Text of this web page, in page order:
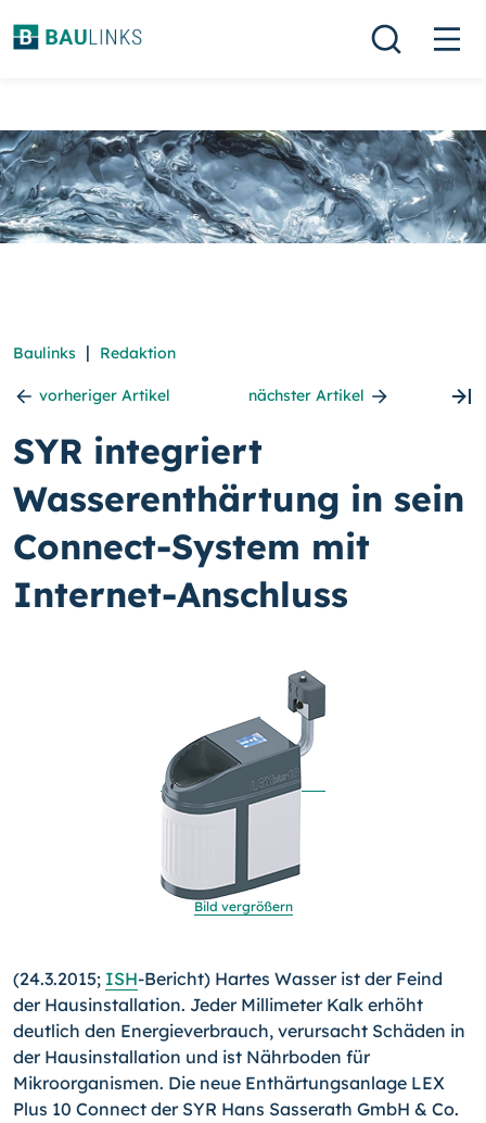
Baulinks | Redaktion
vorheriger Artikel nächster Artikel
SYR integriert
Wasserenthärtung in sein
Connect-System mit
Internet-Anschluss
Bild vergrößern
(24.3.2015; ISH-Bericht) Hartes Wasser ist der Feind
der Hausinstallation. Jeder Millimeter Kalk erhöht
deutlich den Energieverbrauch, verursacht Schäden in
der Hausinstalla­tion und ist Nährboden für
Mikroorganismen. Die neue Ent­härtungsanlage LEX
Plus 10 Connect der SYR Hans Sasse­rath GmbH & Co.